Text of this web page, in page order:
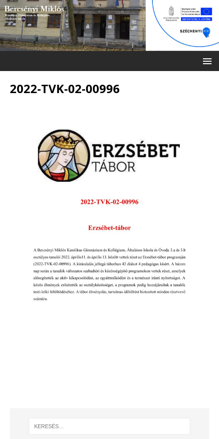
2022-TVK-02-00996